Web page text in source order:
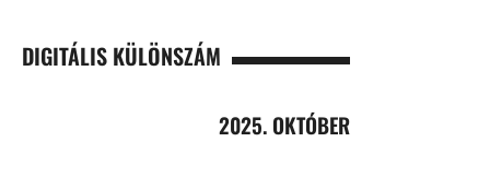
DIGITÁLIS KÜLÖNSZÁM
2025. OKTÓBER